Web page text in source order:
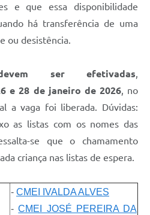
e que essa disponibilidade
há transferência de uma
ou desistência.
ser efetivadas,
e 28 de janeiro de 2026, no
a vaga foi liberada. Dúvidas:
as listas com os nomes das
se que o chamamento
criança nas listas de espera.
- CMEI IVALDA ALVES
-CMEI JOSÉ PEREIRA DA